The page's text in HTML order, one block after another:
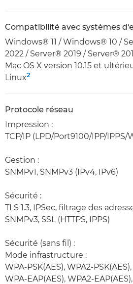
Compatibilité avec systèmes
Windows® 11 / Windows® 10 /
2022 / Server® 2019 / Server®
Mac OS X version 10.15 et
Linux2
Protocole réseau
Impression :
TCP/IP (LPD/Port9100/IPP/IPPS/
Gestion :
SNMPv1, SNMPv3 (IPv4, IPv6)
Sécurité :
TLS 1.3, IPSec, filtrage des
SNMPv3, SSL (HTTPS, IPPS)
Sécurité (sans fil) :
Mode infrastructure :
WPA-PSK(AES), WPA2-
WPA-EAP(AES), WPA2-